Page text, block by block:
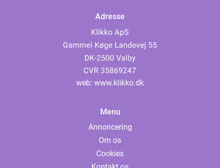
Adresse
web: www.klikko.dk
Menu
Annoncering
Om os
Cookies